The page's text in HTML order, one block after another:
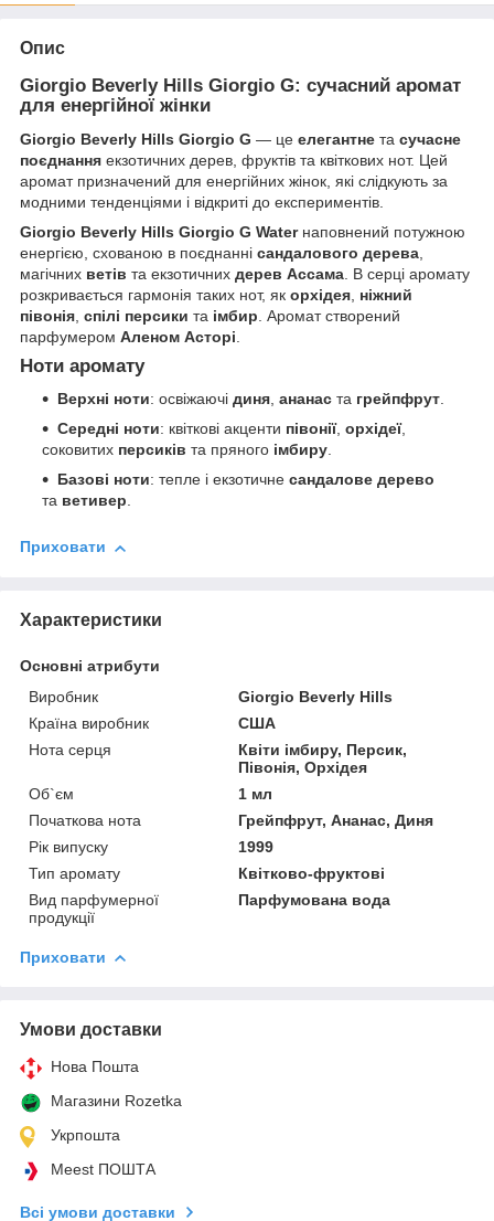
Опис
Giorgio Beverly Hills Giorgio G: сучасний аромат
для енергійної жінки
Giorgio Beverly Hills Giorgio G — це елегантне та сучасне
поєднання екзотичних дерев, фруктів та квіткових нот. Цей
аромат призначений для енергійних жінок, які слідкують за
модними тенденціями і відкриті до експериментів.
Giorgio Beverly Hills Giorgio G Waterнаповнений потужною
енергією, схованою в поєднанні сандалового дерева
магічних ветів та екзотичних дерев Ассама . В серці аромату
розкривається гармонія таких нот, як орхідея ніжний
півонія спілі персики та імбир . Аромат створений
парфумером Аленом Асторі
Ноти аромату
Верхні ноти: освіжаючі диня, ананас та грейпфрут.
Середні ноти: квіткові акценти півонії, орхідеї,
соковитих персиків та пряного імбиру.
Базові ноти: тепле і екзотичне сандалове дерево
та ветивер.
Приховати
Характеристики
Основні атрибути
Виробник
Giorgio Beverly Hills
Країна виробник
США
Нота серця
Квіти імбиру, Персик,
Півонія, Орхідея
Об`єм
1 мл
Початкова нота
Грейпфрут, Ананас, Диня
Рік випуску
1999
Тип аромату
Квітково-фруктові
Вид парфумерної
продукції
Парфумована вода
Приховати
Умови доставки
Нова Пошта
Магазини Rozetka
Укрпошта
Meest ПОШТА
Всі умови доставки